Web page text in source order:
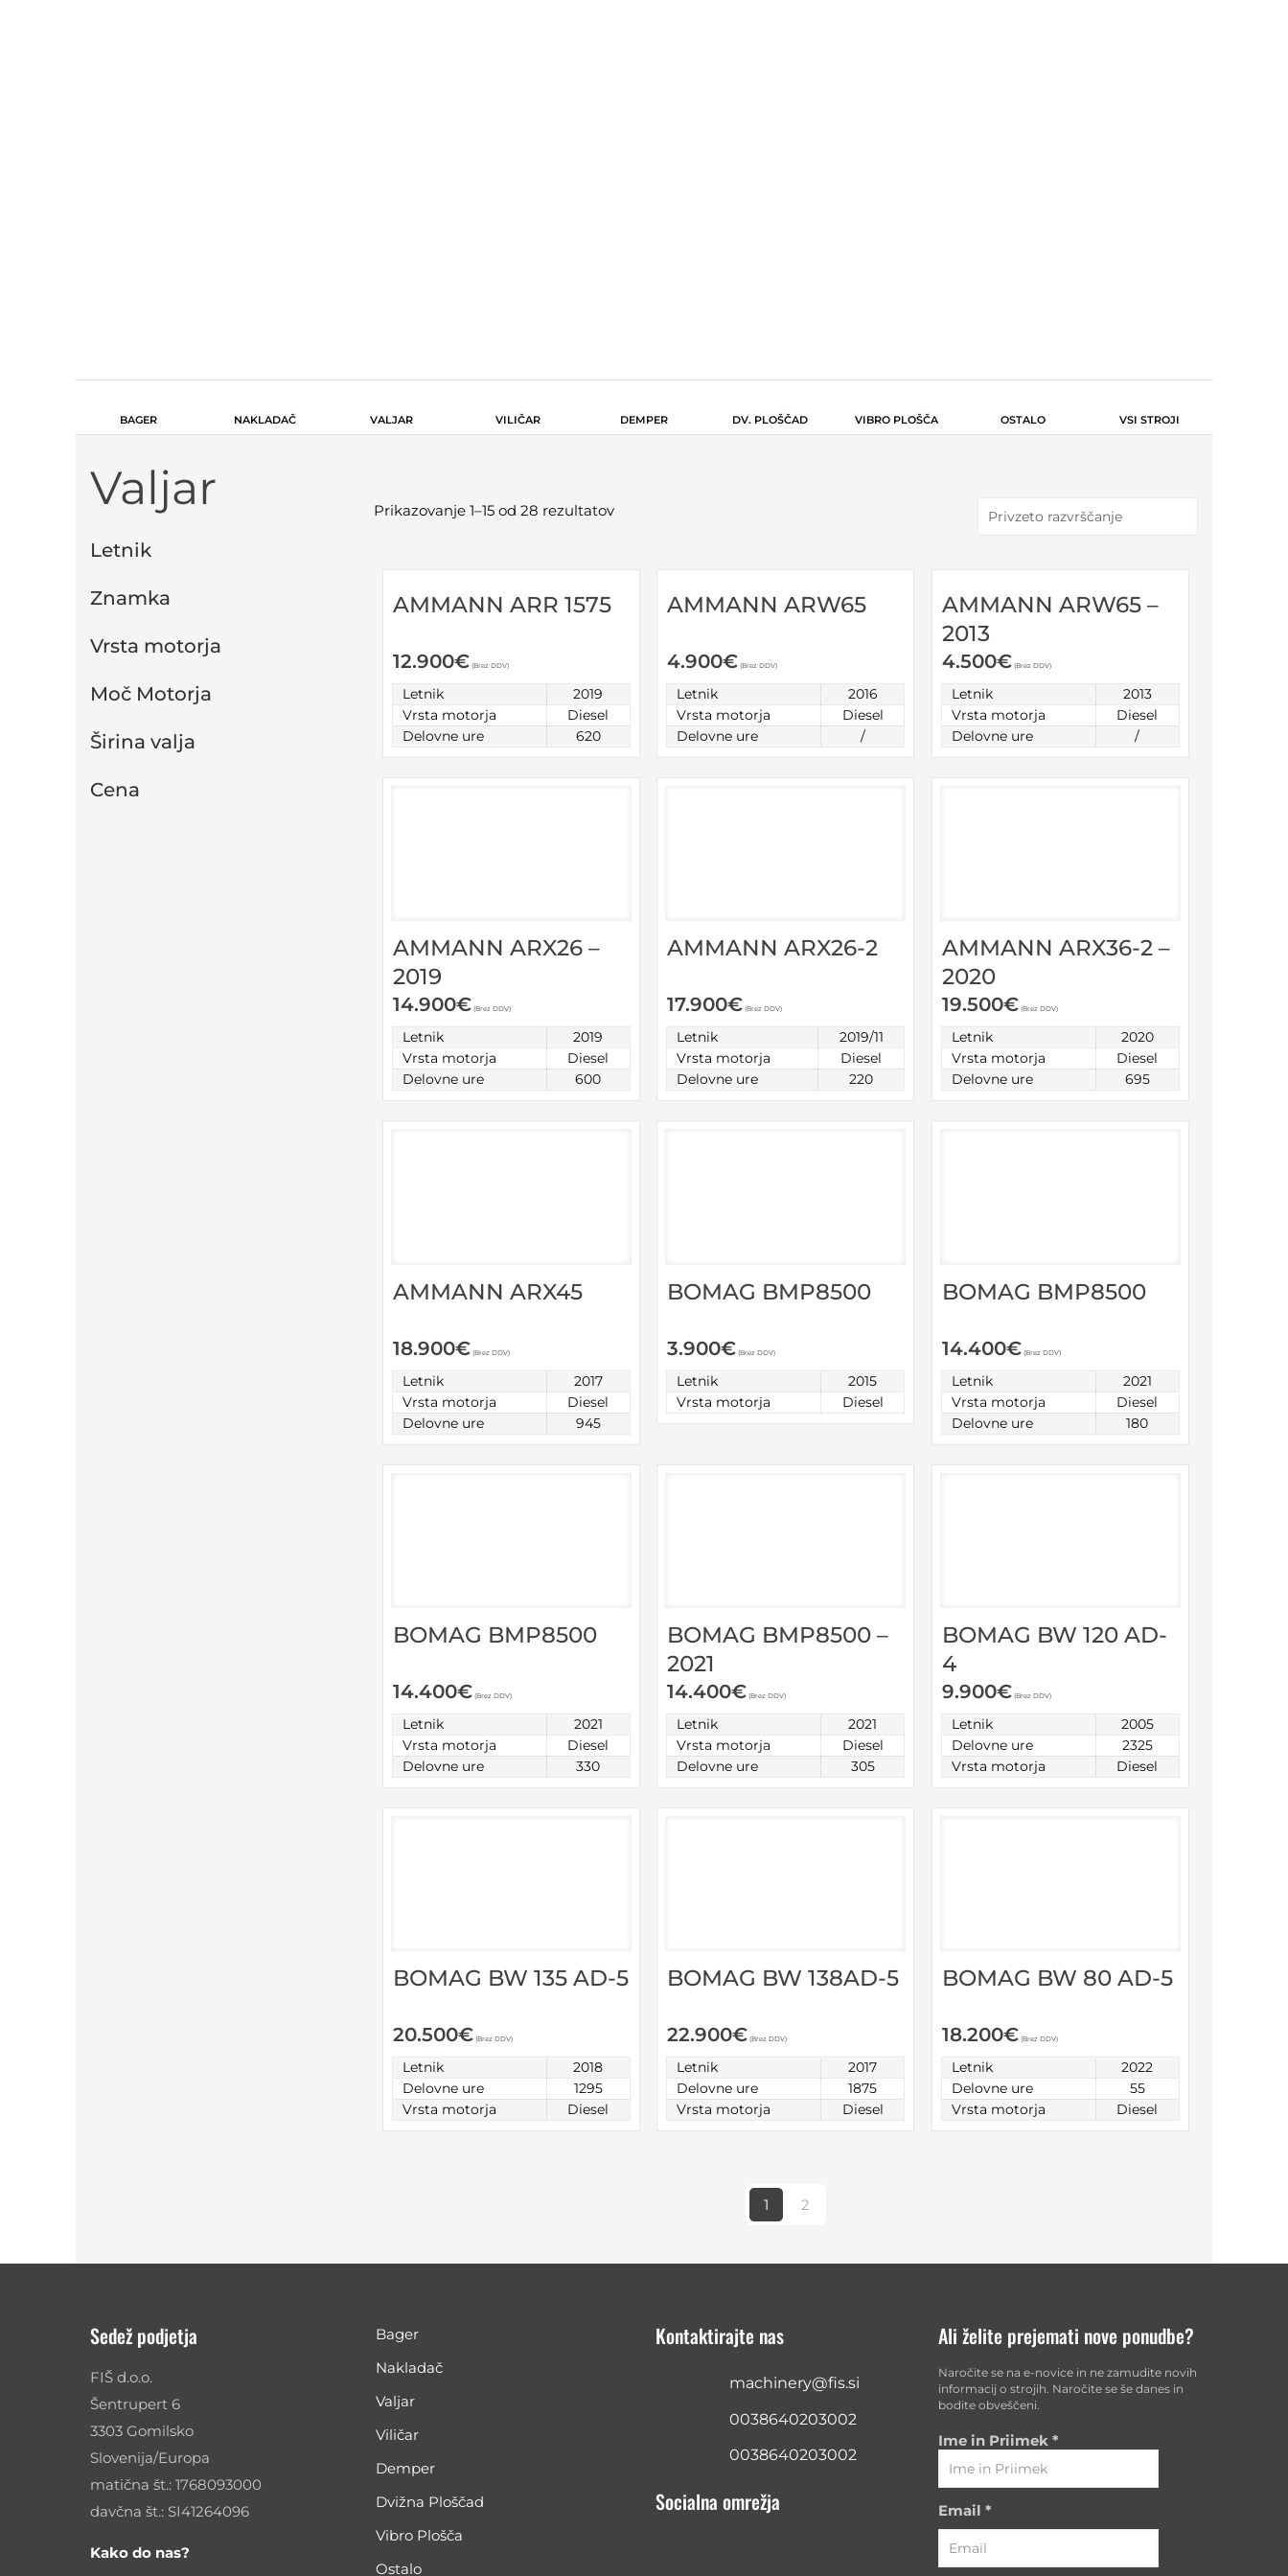
BAGER NAKLADAČ VALJAR VILIČAR DEMPER DV. PLOŠČAD VIBRO PLOŠČA OSTALO VSI STROJI
Valjar
Letnik
Znamka
Vrsta motorja
Moč Motorja
Širina valja
Cena
Prikazovanje 1–15 od 28 rezultatov
AMMANN ARR 1575
12.900€(Brez DDV)
Letnik
2019
Vrsta motorja
Diesel
Delovne ure
620
AMMANN ARW65
4.900€ (Brez DDV)
Letnik
2016
Vrsta motorja
Diesel
Delovne ure
/
AMMANN ARW65 –
2013
4.500€(Brez DDV)
Letnik
2013
Vrsta motorja
Diesel
Delovne ure
/
AMMANN ARX26 –
2019
14.900€(Brez DDV)
Letnik
2019
Vrsta motorja
Diesel
Delovne ure
600
AMMANN ARX26-2
17.900€ (Brez DDV)
Letnik
2019/11
Vrsta motorja
Diesel
Delovne ure
220
AMMANN ARX36-2 –
2020
19.500€(Brez DDV)
Letnik
2020
Vrsta motorja
Diesel
Delovne ure
695
AMMANN ARX45
18.900€(Brez DDV)
Letnik
2017
Vrsta motorja
Diesel
Delovne ure
945
BOMAG BMP8500
3.900€ (Brez DDV)
Letnik
2015
Vrsta motorja
Diesel
BOMAG BMP8500
14.400€(Brez DDV)
Letnik
2021
Vrsta motorja
Diesel
Delovne ure
180
BOMAG BMP8500
14.400€(Brez DDV)
Letnik
2021
Vrsta motorja
Diesel
Delovne ure
330
BOMAG BMP8500 –
2021
14.400€ (Brez DDV)
Letnik
2021
Vrsta motorja
Diesel
Delovne ure
305
BOMAG BW 120 AD-
4
9.900€(Brez DDV)
Letnik
2005
Delovne ure
2325
Vrsta motorja
Diesel
BOMAG BW 135 AD-5
20.500€(Brez DDV)
Letnik
2018
Delovne ure
1295
Vrsta motorja
Diesel
BOMAG BW 138AD-5
22.900€ (Brez DDV)
Letnik
2017
Delovne ure
1875
Vrsta motorja
Diesel
BOMAG BW 80 AD-5
18.200€(Brez DDV)
Letnik
2022
Delovne ure
55
Vrsta motorja
Diesel
1 2
Sedež podjetja
FIŠ d.o.o.
Šentrupert 6
3303 Gomilsko
Slovenija/Europa
matična št.: 1768093000
davčna št.: SI41264096
Kako do nas?
Bager
Nakladač
Valjar
Viličar
Demper
Dvižna Ploščad
Vibro Plošča
Ostalo
Kontaktirajte nas
machinery@fis.si
0038640203002
0038640203002
Socialna omrežja
Ali želite prejemati nove ponudbe?
Naročite se na e-novice in ne zamudite novih
informacij o strojih. Naročite se še danes in
bodite obveščeni.
Ime in Priimek *
Email *